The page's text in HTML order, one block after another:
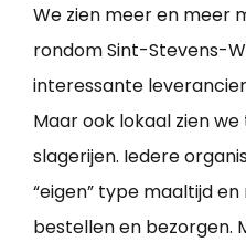
We zien meer en meer
rondom Sint-Stevens-
interessante
Maar ook lokaal zien
slagerijen. Iedere
“eigen” type maaltijd
bestellen en bezorgen.